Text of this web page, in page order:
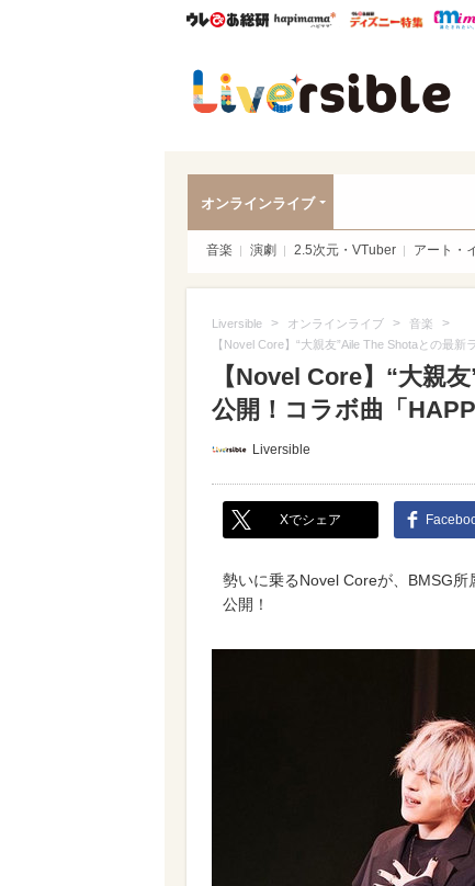
ウレぴあ総研ハピママ* ウレ
オンラインライブ
音楽 演劇 2.5次元・VTuber アート・
Liversible > オンラインライブ > 音楽 >
【Novel Core】“大親友”Aile The Shotaとの最
【Novel Core】“大親
公開！コラボ曲「
Liversible
Xでシェア
勢いに乗るNovel Coreが、BMSG
公開！